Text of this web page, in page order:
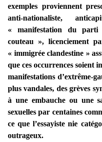
exemples proviennent
anti-nationaliste,
« manifestation du
couteau », licenciement
« immigrée clandestine »
que ces occurrences soient
manifestations d’extrême-
plus vandales, des grèves
à une embauche ou une
sexuelles par centaines
ce que l’essayiste nie
outrageux.